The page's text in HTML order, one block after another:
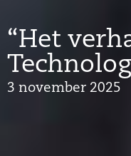
“Het
3 november 2025